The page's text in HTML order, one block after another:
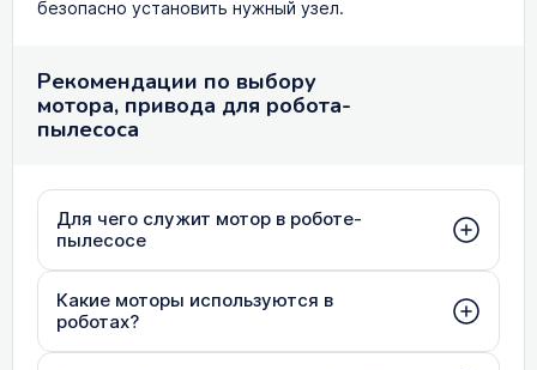
безопасно установить нужный узел.
Рекомендации по выбору
мотора, привода для робота-
пылесоса
Для чего служит мотор в роботе-
пылесосе
Какие моторы используются в
роботах?